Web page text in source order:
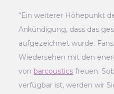
“Ein weiterer Höhepunkt
Ankündigung, dass das
aufgezeichnet wurde.
Wiedersehen mit den
von barcoustics freuen.
verfügbar ist, werden wir